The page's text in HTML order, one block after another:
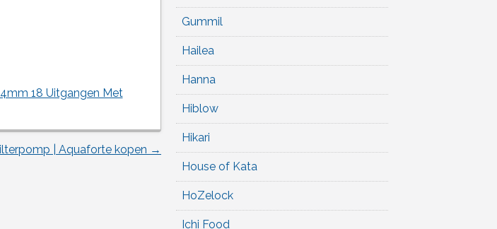
18 Uitgangen Met
| Aquaforte kopen →
Gummil
Hailea
Hanna
Hiblow
Hikari
House of Kata
HoZelock
Ichi Food